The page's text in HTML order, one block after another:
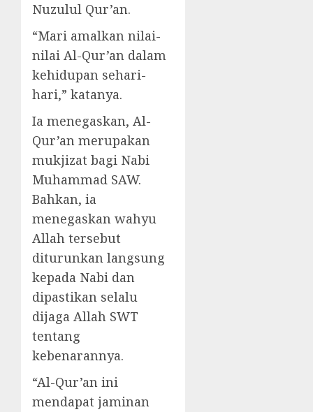
Nuzulul Qur’an.
“Mari amalkan nilai-
nilai Al-Qur’an dalam
kehidupan sehari-
hari,” katanya.
Ia menegaskan, Al-
Qur’an merupakan
mukjizat bagi Nabi
Muhammad SAW.
Bahkan, ia
menegaskan wahyu
Allah tersebut
diturunkan langsung
kepada Nabi dan
dipastikan selalu
dijaga Allah SWT
tentang
kebenarannya.
“Al-Qur’an ini
mendapat jaminan